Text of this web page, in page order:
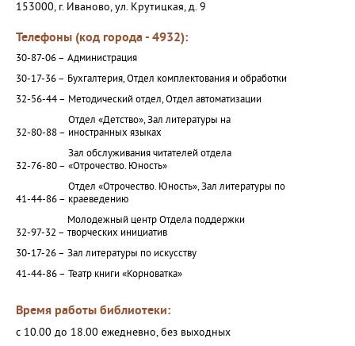
153000, г. Иваново, ул. Крутицкая, д. 9
Телефоны (код города - 4932):
30-87-06 – Администрация
30-17-36 – Бухгалтерия, Отдел комплектования и обработки
32-56-44 – Методический отдел, Отдел автоматизации
32-80-88 –
Отдел «Детство», Зал литературы на
иностранных языках
32-76-80 –
Зал обслуживания читателей отдела
«Отрочество. Юность»
41-44-86 –
Отдел «Отрочество. Юность», Зал литературы по
краеведению
32-97-32 –
Молодежный центр Отдела поддержки
творческих инициатив
30-17-26 – Зал литературы по искусству
41-44-86 – Театр книги «Корноватка»
Время работы библиотеки:
с 10.00 до 18.00 ежедневно, без выходных